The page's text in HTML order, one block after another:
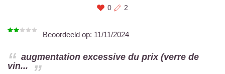
0 2
Beoordeeld op: 11/11/2024
augmentation excessive du prix (verre de
vin...